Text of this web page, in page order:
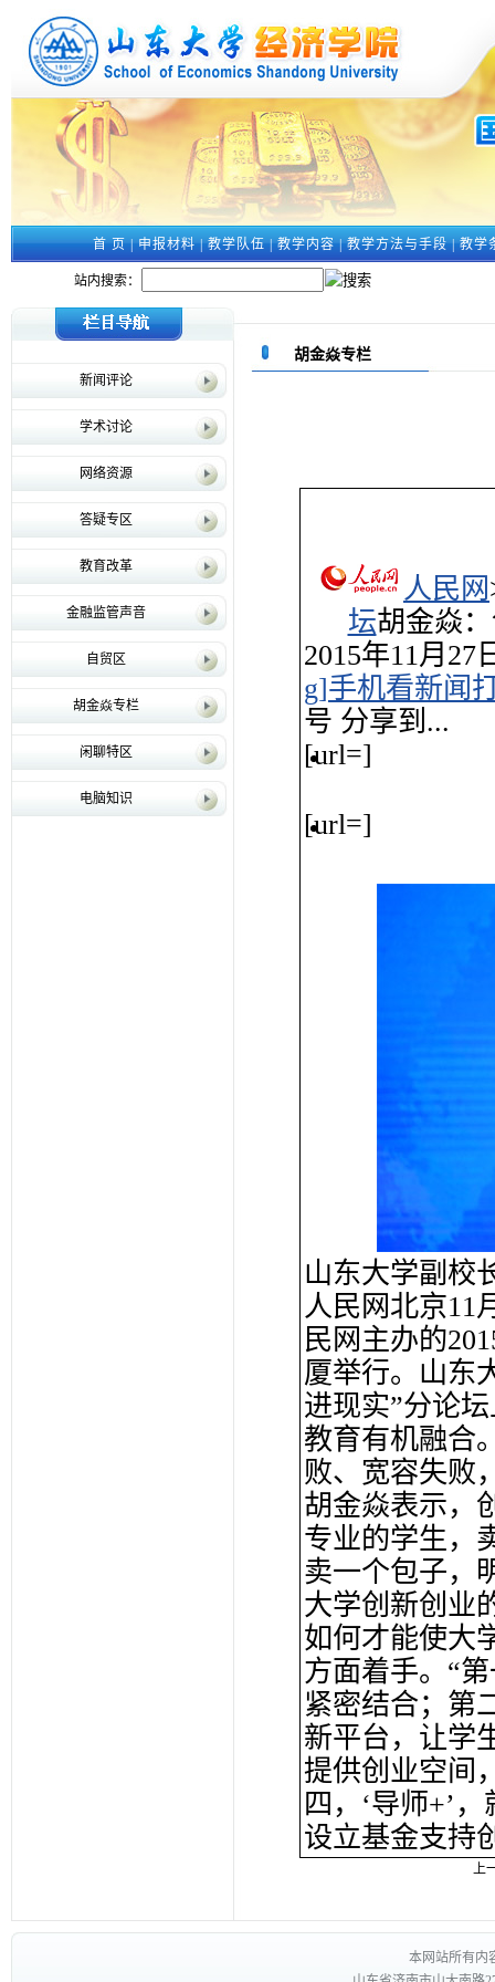
首 页|申报材料|教学队伍|教学内容|教学方法与手段|教学
站内搜索：
新闻评论
学术讨论
网络资源
答疑专区
教育改革
金融监管声音
自贸区
胡金焱专栏
闲聊特区
电脑知识
胡金焱专栏
人民网
坛胡金焱
2015年11月27
g]手机看新闻
号 分享到...
[url=]
[url=]
山东大学副校
人民网北京11
民网主办的
厦举行。山东
进现实”分论
教育有机融合
败、宽容失败
胡金焱表示，
专业的学生，
卖一个包子，
大学创新创业
如何才能使大
方面着手。“
紧密结合；第
新平台，让学
提供创业空间
四，‘导师+’
设立基金支持
上
本网站所有内